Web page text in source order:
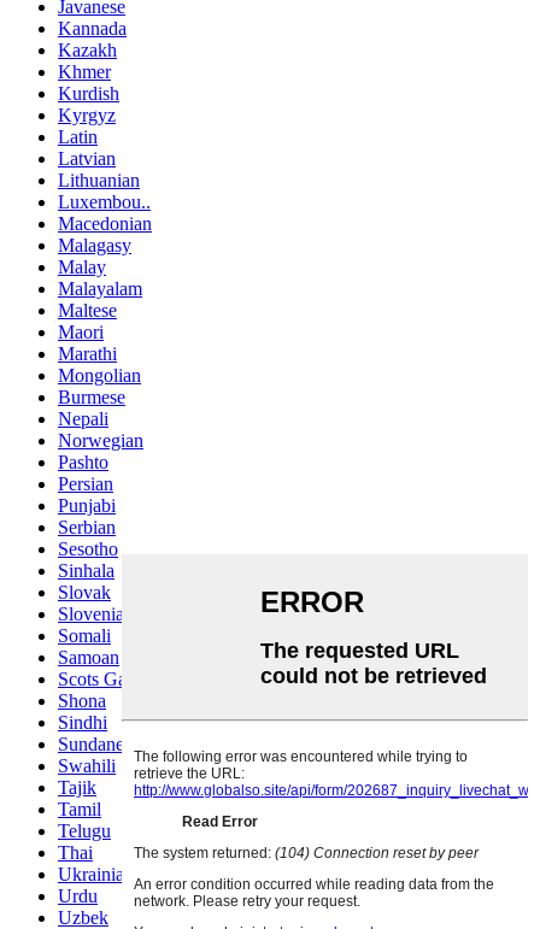
Javanese
Kannada
Kazakh
Khmer
Kurdish
Kyrgyz
Latin
Latvian
Lithuanian
Luxembou..
Macedonian
Malagasy
Malay
Malayalam
Maltese
Maori
Marathi
Mongolian
Burmese
Nepali
Norwegian
Pashto
Persian
Punjabi
Serbian
Sesotho
Sinhala
Slovak
Slovenian
Somali
Samoan
Scots Gaelic
Shona
Sindhi
Sundanese
Swahili
Tajik
Tamil
Telugu
Thai
Ukrainian
Urdu
Uzbek